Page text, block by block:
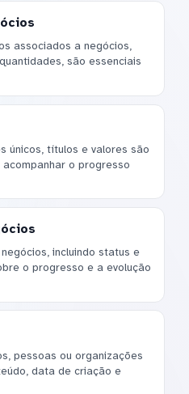
associados a negócios,
são essenciais
únicos, títulos e valores são
o progresso
incluindo status e
o progresso e a evolução
pessoas ou organizações
data de criação e